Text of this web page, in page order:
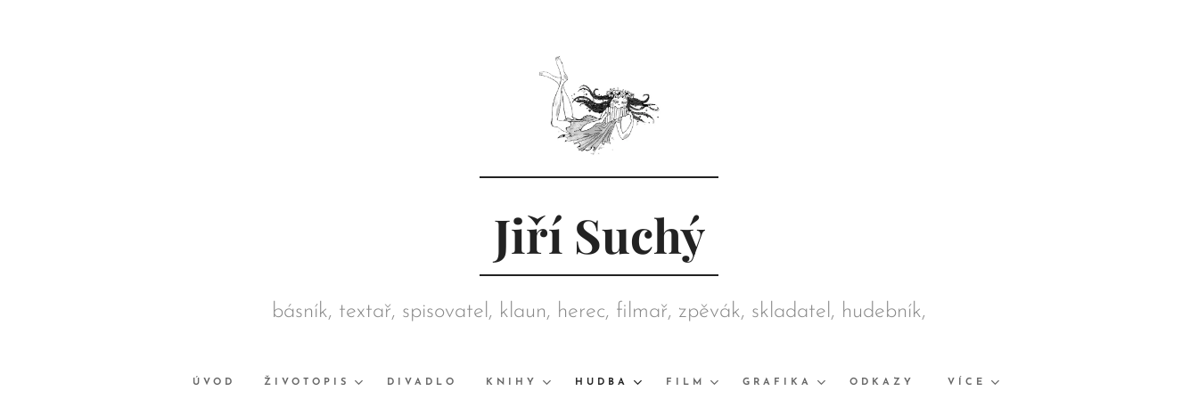
Jiří Suchý
básník, textař, spisovatel, klaun, herec, filmař, zpěvák, skladatel, hudebník,
ÚVOD ŽIVOTOPIS DIVADLO KNIHY HUDBA FILM GRAFIKA ODKAZY VÍCE